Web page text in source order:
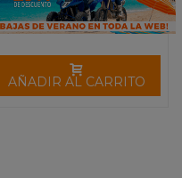
AÑADIR AL CARRITO